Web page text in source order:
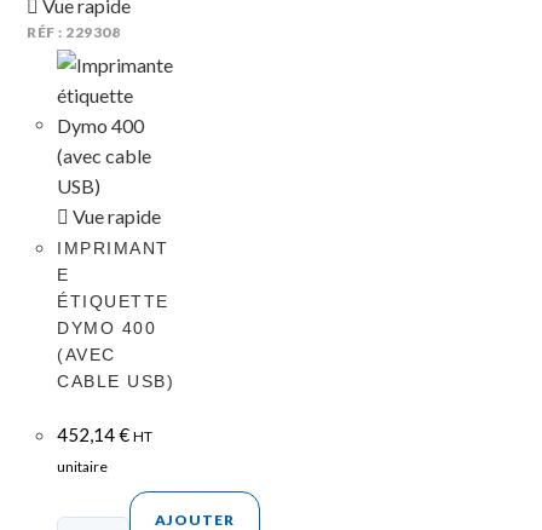
Vue rapide
RÉF : 229308
Vue rapide
IMPRIMANT
E
ÉTIQUETTE
DYMO 400
(AVEC
CABLE USB)
452,14€ HT
unitaire
AJOUTER